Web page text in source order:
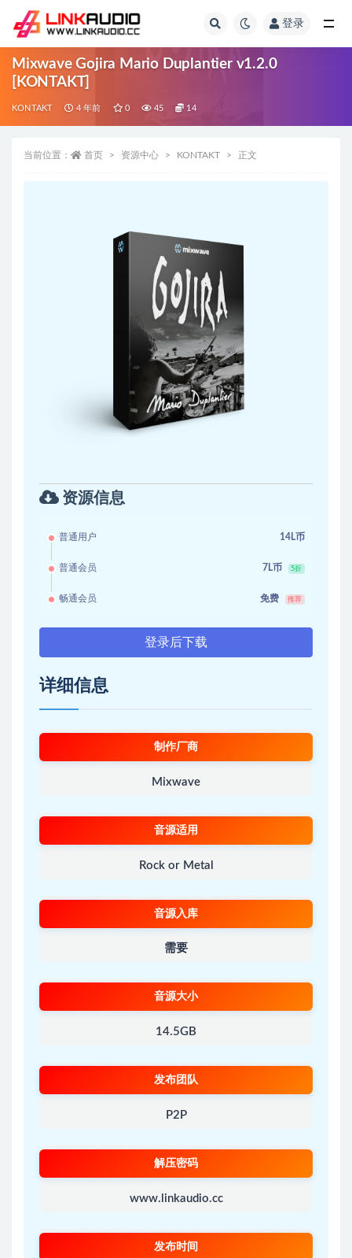
登录
Mixwave Gojira Mario Duplantier v1.2.0
[KONTAKT]
KONTAKT 4 年前 0 45 14
当前位置： 首页 资源中心 KONTAKT 正文
资源信息
普通用户 14L币
普通会员 7L币 5折
畅通会员 免费 推荐
登录后下载
详细信息
制作厂商
Mixwave
音源适用
Rock or Metal
音源入库
需要
音源大小
14.5GB
发布团队
P2P
解压密码
www.linkaudio.cc
发布时间